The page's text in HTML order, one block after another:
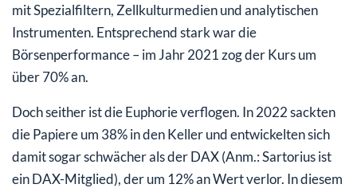
mit Spezialfiltern, Zellkulturmedien und analytischen
Instrumenten. Entsprechend stark war die
Börsenperformance – im Jahr 2021 zog der Kurs um
über 70% an.
Doch seither ist die Euphorie verflogen. In 2022 sackten
die Papiere um 38% in den Keller und entwickelten sich
damit sogar schwächer als der DAX (Anm.: Sartorius ist
ein DAX-Mitglied), der um 12% an Wert verlor. In diesem